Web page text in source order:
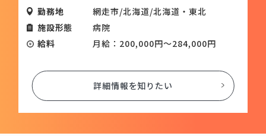
勤務地
網走市/北海道/北海道・東北
施設形態
病院
給料
月給：200,000円～284,000円
詳細情報を知りたい